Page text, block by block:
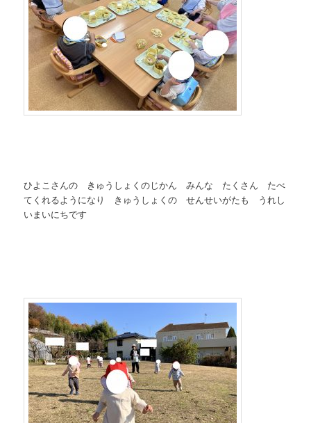
ひよこさんの きゅうしょくのじかん みんな たくさん たべ
てくれるようになり きゅうしょくの せんせいがたも うれし
いまいにちです